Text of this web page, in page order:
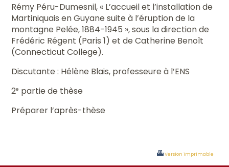
Rémy Péru-Dumesnil, « L’accueil et l’installation de
Martiniquais en Guyane suite à l’éruption de la
montagne Pelée, 1884-1945 », sous la direction de
Frédéric Régent (Paris 1) et de Catherine Benoît
(Connecticut College).
Discutante : Hélène Blais, professeure à l’ENS
2e partie de thèse
Préparer l’après-thèse
Version imprimable